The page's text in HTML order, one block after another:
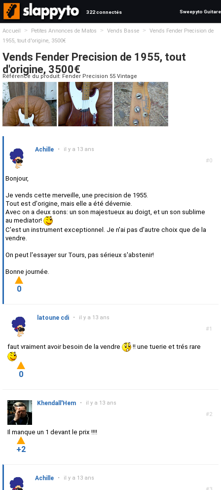
322 connectés Sweepyto Guitare
Accueil > Petites Annonces de Matos > Vends Basse >
Vends Fender Precision de
1955, tout d'origine, 3500€
Vends Fender Precision de 1955, tout
d'origine, 3500€
Référence du produit: Fender Precision 55 Vintage
#0
Achille • il y a 13 ans
Bonjour,
Je vends cette merveille, une precision de 1955.
Tout est d'origine, mais elle a été dévernie.
Avec on a deux sons: un son majestueux au doigt, et un son sublime
au mediator!
C'est un instrument exceptionnel. Je n'ai pas d'autre choix que de la
vendre.
On peut l'essayer sur Tours, pas sérieux s'abstenir!
Bonne journée.
0
#1
latoune cdi • il y a 13 ans
faut vraiment avoir besoin de la vendre !! une tuerie et trés rare
0
#2
Khendall'Hem • il y a 13 ans
Il manque un 1 devant le prix !!!!
+2
Achille • il y a 13 ans